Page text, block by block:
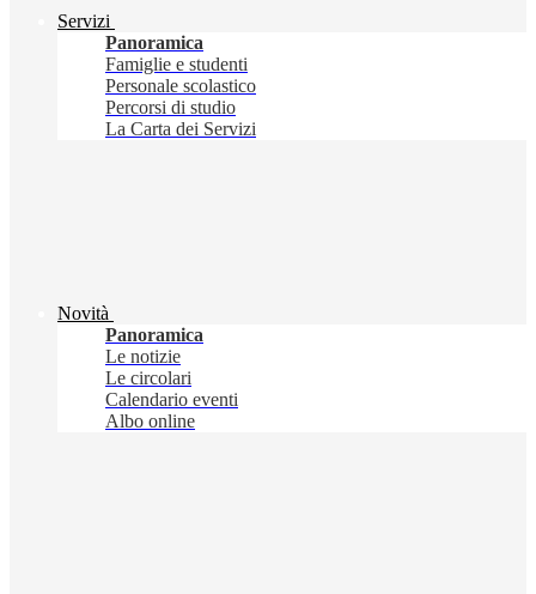
Servizi
Panoramica
Famiglie e studenti
Personale scolastico
Percorsi di studio
La Carta dei Servizi
Novità
Panoramica
Le notizie
Le circolari
Calendario eventi
Albo online